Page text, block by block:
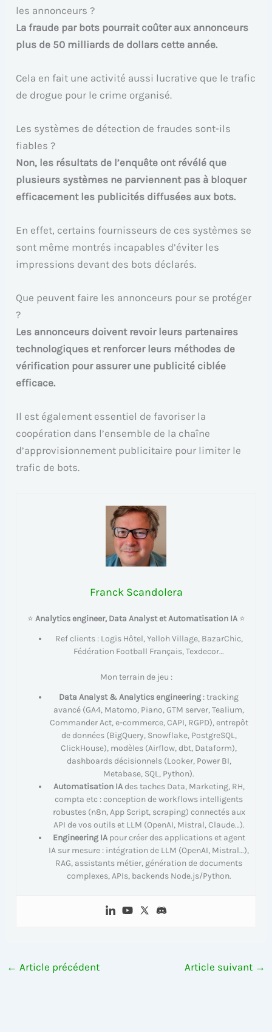
les annonceurs ?
La fraude par bots pourrait coûter aux annonceurs
plus de 50 milliards de dollars cette année.
Cela en fait une activité aussi lucrative que le trafic
de drogue pour le crime organisé.
Les systèmes de détection de fraudes sont-ils
fiables ?
Non, les résultats de l’enquête ont révélé que
plusieurs systèmes ne parviennent pas à bloquer
efficacement les publicités diffusées aux bots.
En effet, certains fournisseurs de ces systèmes se
sont même montrés incapables d’éviter les
impressions devant des bots déclarés.
Que peuvent faire les annonceurs pour se protéger
?
Les annonceurs doivent revoir leurs partenaires
technologiques et renforcer leurs méthodes de
vérification pour assurer une publicité ciblée
efficace.
Il est également essentiel de favoriser la
coopération dans l’ensemble de la chaîne
d’approvisionnement publicitaire pour limiter le
trafic de bots.
Franck Scandolera
⭐ Analytics engineer, Data Analyst et Automatisation IA⭐
Ref clients : Logis Hôtel, Yelloh Village, BazarChic,
Fédération Football Français, Texdecor…
Mon terrain de jeu :
Data Analyst & Analytics engineering : tracking
avancé (GA4, Matomo, Piano, GTM server, Tealium,
Commander Act, e-commerce, CAPI, RGPD), entrepôt
de données (BigQuery, Snowflake, PostgreSQL,
ClickHouse), modèles (Airflow, dbt, Dataform),
dashboards décisionnels (Looker, Power BI,
Metabase, SQL, Python).
Automatisation IAdes taches Data, Marketing, RH,
compta etc : conception de workflows intelligents
robustes (n8n, App Script, scraping) connectés aux
API de vos outils et LLM (OpenAI, Mistral, Claude…).
Engineering IApour créer des applications et agent
IA sur mesure : intégration de LLM (OpenAI, Mistral…),
RAG, assistants métier, génération de documents
complexes, APIs, backends Node.js/Python.
← Article précédent Article suivant →